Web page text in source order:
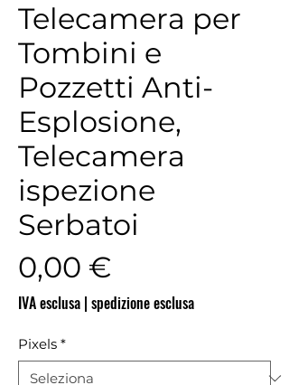
Telecamera per
Tombini e
Pozzetti Anti-
Esplosione,
Telecamera
ispezione
Serbatoi
0,00 €
IVA esclusa | spedizione esclusa
Pixels *